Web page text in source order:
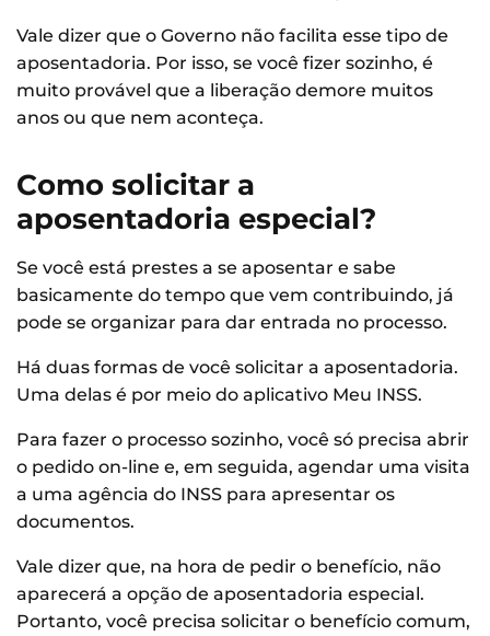
Vale dizer que o Governo não facilita esse tipo de
aposentadoria. Por isso, se você fizer sozinho, é
muito provável que a liberação demore muitos
anos ou que nem aconteça.
Como solicitar a
aposentadoria especial?
Se você está prestes a se aposentar e sabe
basicamente do tempo que vem contribuindo, já
pode se organizar para dar entrada no processo.
Há duas formas de você solicitar a aposentadoria.
Uma delas é por meio do aplicativo Meu INSS.
Para fazer o processo sozinho, você só precisa abrir
o pedido on-line e, em seguida, agendar uma visita
a uma agência do INSS para apresentar os
documentos.
Vale dizer que, na hora de pedir o benefício, não
aparecerá a opção de aposentadoria especial.
Portanto, você precisa solicitar o benefício comum,